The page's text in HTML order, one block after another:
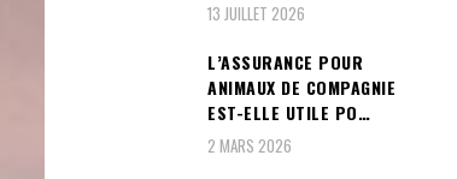
13 JUILLET 2026
L’ASSURANCE POUR
ANIMAUX DE COMPAGNIE
EST-ELLE UTILE PO…
2 MARS 2026